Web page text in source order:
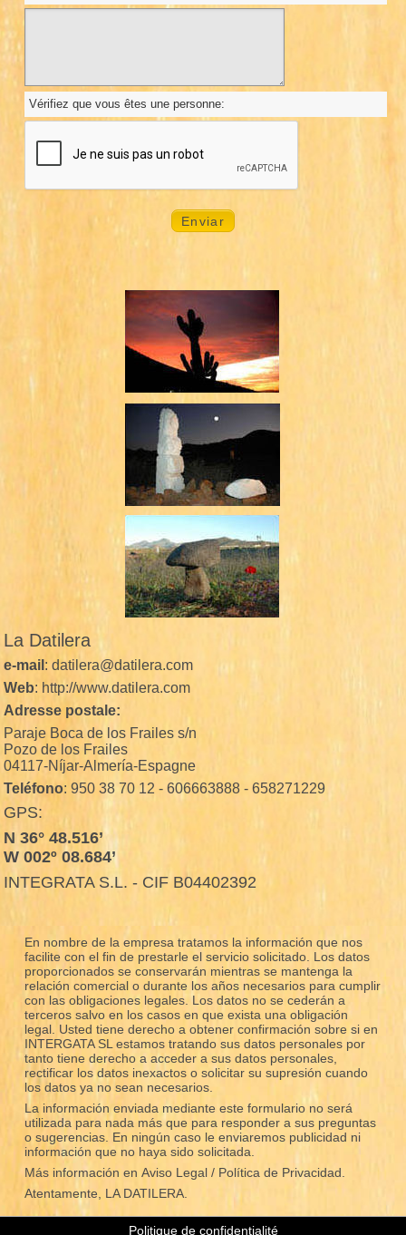
Vérifiez que vous êtes une personne:
La Datilera
e-mail : datilera@datilera.com
Web: http://www.datilera.com
Adresse postale:
Paraje Boca de los Frailes s/n
Pozo de los Frailes
04117-Níjar-Almería-Espagne
Teléfono: 950 38 70 12 - 606663888 - 658271229
GPS:
N 36° 48.516’
W 002º 08.684’
INTEGRATA S.L. - CIF B04402392
En nombre de la empresa tratamos la información que nos
facilite con el fin de prestarle el servicio solicitado. Los datos
proporcionados se conservarán mientras se mantenga la
relación comercial o durante los años necesarios para cumplir
con las obligaciones legales. Los datos no se cederán a
terceros salvo en los casos en que exista una obligación
legal. Usted tiene derecho a obtener confirmación sobre si en
INTERGATA SL estamos tratando sus datos personales por
tanto tiene derecho a acceder a sus datos personales,
rectificar los datos inexactos o solicitar su supresión cuando
los datos ya no sean necesarios.
La información enviada mediante este formulario no será
utilizada para nada más que para responder a sus preguntas
o sugerencias. En ningún caso le enviaremos publicidad ni
información que no haya sido solicitada.
Más información en Aviso Legal / Política de Privacidad.
Atentamente, LA DATILERA.
Politique de confidentialité